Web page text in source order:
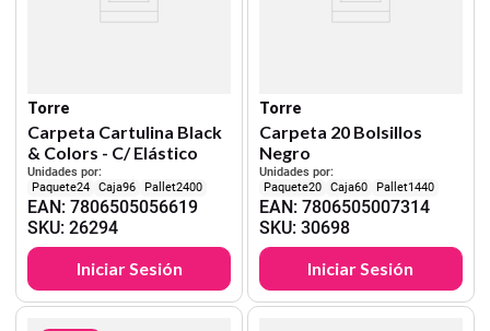
Torre
Carpeta Cartulina Black
& Colors - C/ Elástico
Unidades por:
24
96 2400
EAN:7806505056619
SKU:26294
Iniciar Sesión
Torre
Carpeta 20 Bolsillos
Negro
Unidades por:
20
60 1440
EAN: 7806505007314
SKU: 30698
Iniciar Sesión